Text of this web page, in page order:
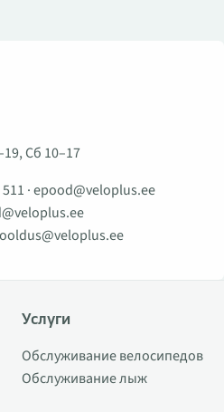
Сб 10–17
·epood@veloplus.ee
Услуги
Обслуживание велосипедов
Обслуживание лыж